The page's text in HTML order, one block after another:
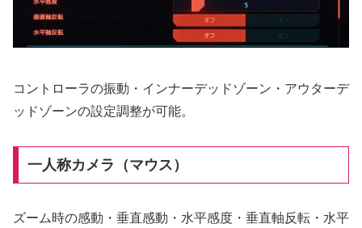
コントローラの振動・インナーデッドゾーン・アウターデ
ッドゾーンの設定調整が可能。
一人称カメラ（マウス）
ズーム時の感動・垂直感動・水平感度・垂直軸反転・水平